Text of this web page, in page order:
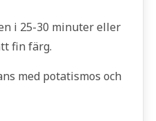
i 25-30 minuter eller
fin färg.
med potatismos och